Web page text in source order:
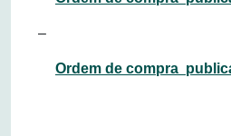
–
Ordem de compra